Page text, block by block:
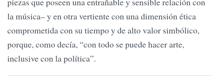
la música– y en otra vertiente con una dimensión ética
comprometida con su tiempo y de alto valor simbólico,
porque, como decía, “con todo se puede hacer arte,
inclusive con la política”.